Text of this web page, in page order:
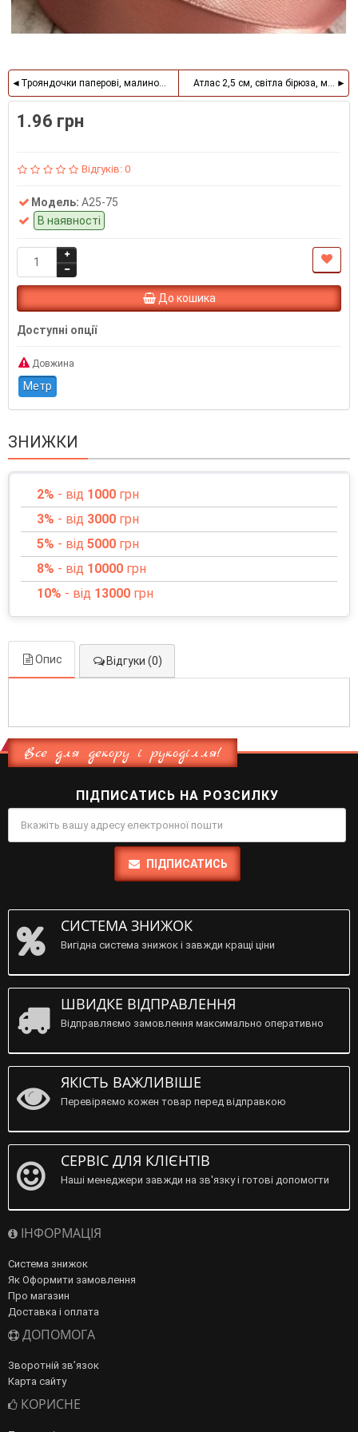
Трояндочки паперові, малиновий, 12 квіточок у пучкуАтлас 2,5 см, світла бірюза, метр
1.96 грн
Відгуків: 0
Модель: А25-75
В наявності
До кошика
Доступні опції
Довжина
Метр
ЗНИЖКИ
2% - від 1000 грн
3% - від 3000 грн
5% - від 5000 грн
8% - від 10000 грн
10% - від 13000 грн
Опис Відгуки (0)
Все для декору і рукоділля!
ПІДПИСАТИСЬ НА РОЗСИЛКУ
ПІДПИСАТИСЬ
СИСТЕМА ЗНИЖОК
Вигідна система знижок і завжди кращі ціни
ШВИДКЕ ВІДПРАВЛЕННЯ
Відправляємо замовлення максимально оперативно
ЯКІСТЬ ВАЖЛИВІШЕ
Перевіряємо кожен товар перед відправкою
СЕРВІС ДЛЯ КЛІЄНТІВ
Наші менеджери завжди на зв'язку і готові допомогти
ІНФОРМАЦІЯ
Система знижок
Як Оформити замовлення
Про магазин
Доставка і оплата
ДОПОМОГА
Зворотній зв’язок
Карта сайту
КОРИСНЕ